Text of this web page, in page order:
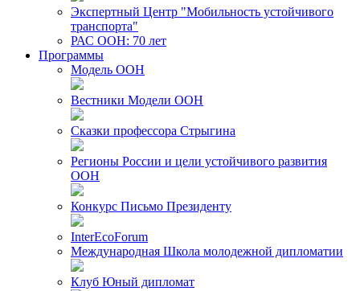
Экспертный Центр "Мобильность устойчивого
транспорта"
РАС ООН: 70 лет
Программы
Модель ООН
Вестники Модели ООН
Сказки профессора Стрыгина
Регионы России и цели устойчивого развития
ООН
Конкурс Письмо Президенту
InterEcoForum
Международная Школа молодежной дипломатии
Клуб Юный дипломат